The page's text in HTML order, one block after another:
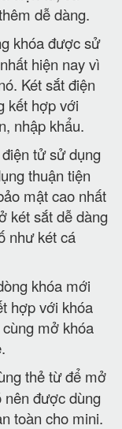
dễ dàng.
khóa được sử
hiện nay vì
Két sắt điện
kết hợp với
nhập khẩu.
tử sử dụng
thuận tiện
mật cao nhất
két sắt dễ dàng
như két cá
khóa mới
hợp với khóa
mở khóa
thẻ từ để mở
nên được dùng
toàn cho mini.